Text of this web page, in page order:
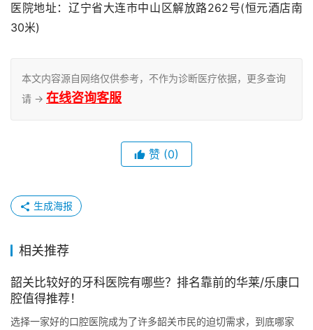
医院地址：辽宁省大连市中山区解放路262号(恒元酒店南
30米)
本文内容源自网络仅供参考，不作为诊断医疗依据，更多查询
请 → 在线咨询客服
赞 (0)
生成海报
相关推荐
韶关比较好的牙科医院有哪些？排名靠前的华莱/乐康口
腔值得推荐！
选择一家好的口腔医院成为了许多韶关市民的迫切需求，到底哪家